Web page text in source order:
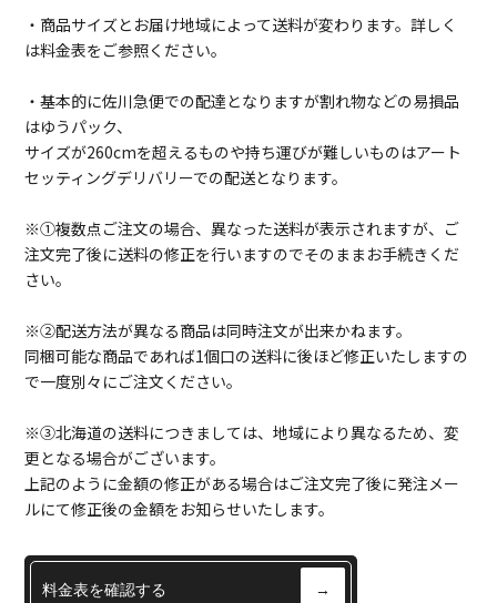
・商品サイズとお届け地域によって送料が変わります。詳しく
は料金表をご参照ください。
・基本的に佐川急便での配達となりますが割れ物などの易損品
はゆうパック、
サイズが260cmを超えるものや持ち運びが難しいものはアート
セッティングデリバリーでの配送となります。
※①複数点ご注文の場合、異なった送料が表示されますが、ご
注文完了後に送料の修正を行いますのでそのままお手続きくだ
さい。
※②配送方法が異なる商品は同時注文が出来かねます。
同梱可能な商品であれば1個口の送料に後ほど修正いたしますの
で一度別々にご注文ください。
※③北海道の送料につきましては、地域により異なるため、変
更となる場合がございます。
上記のように金額の修正がある場合はご注文完了後に発注メー
ルにて修正後の金額をお知らせいたします。
料金表を確認する →